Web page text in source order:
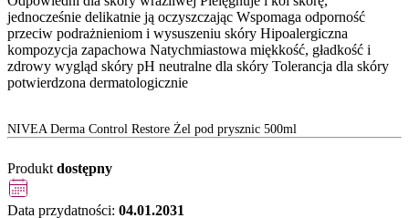
jednocześnie delikatnie ją oczyszczając Wspomaga odporność
przeciw podrażnieniom i wysuszeniu skóry Hipoalergiczna
kompozycja zapachowa Natychmiastowa miękkość, gładkość i
zdrowy wygląd skóry pH neutralne dla skóry Tolerancja dla skóry
potwierdzona dermatologicznie
NIVEA Derma Control Restore Żel pod prysznic 500ml
Produkt dostępny
Data przydatności: 04.01.2031